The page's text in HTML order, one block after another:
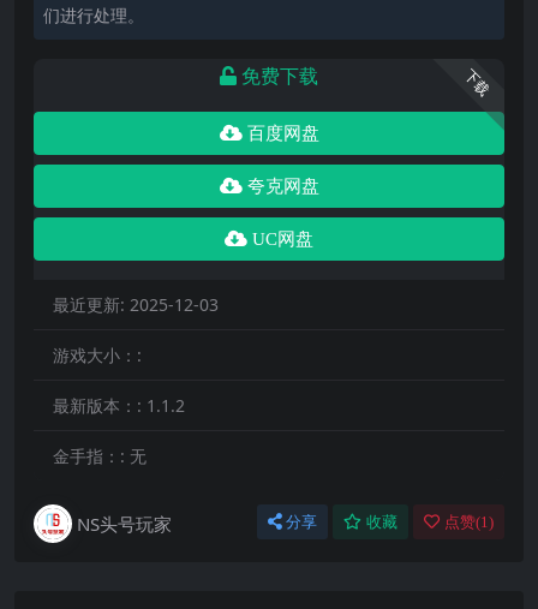
们进行处理。
下载
免费下载
百度网盘
夸克网盘
UC网盘
最近更新: 2025-12-03
游戏大小：:
最新版本：: 1.1.2
金手指：: 无
NS头号玩家 分享 收藏 点赞(1 )